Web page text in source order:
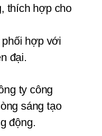
đại.
ty công
sáng tạo
động.